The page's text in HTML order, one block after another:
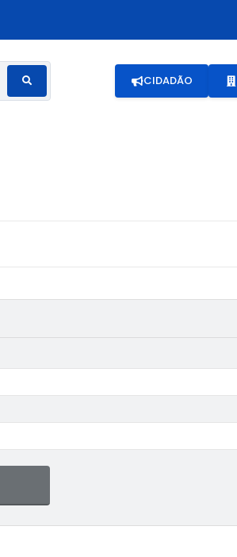
CIDADÃO